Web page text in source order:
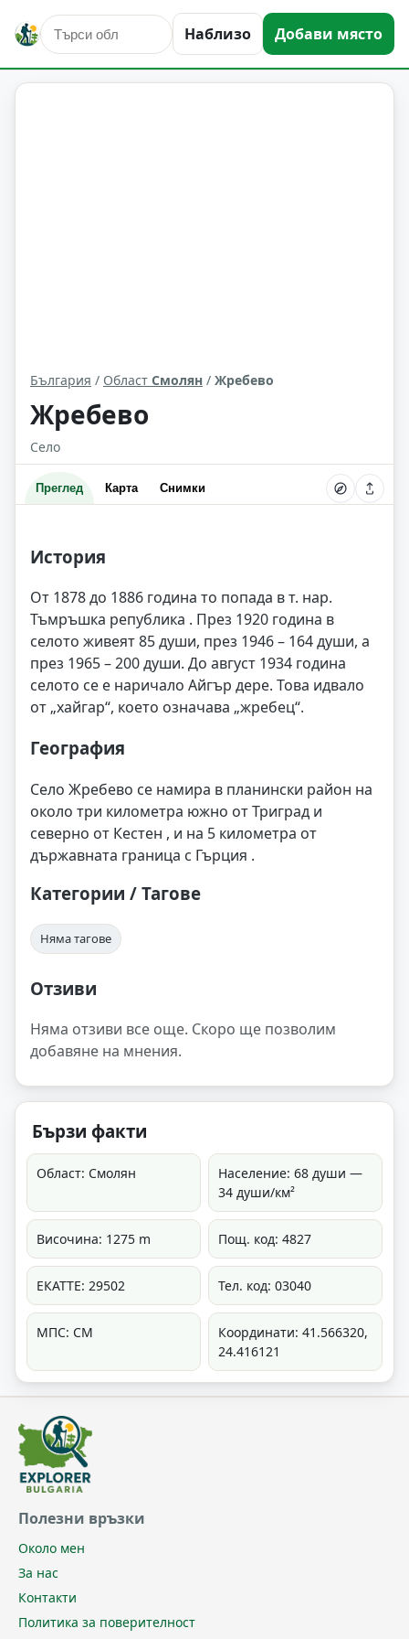
Наблизо Добави място
Жребево Област: Смолян
България / Област Смолян / Жребево
Жребево
Село
Преглед Карта Снимки
История
От 1878 до 1886 година то попада в т. нар.
Тъмръшка република . През 1920 година в
селото живеят 85 души, през 1946 – 164 души, а
през 1965 – 200 души. До август 1934 година
селото се е наричало Айгър дере. Това идвало
от „хайгар“, което означава „жребец“.
География
Село Жребево се намира в планински район на
около три километра южно от Триград и
северно от Кестен , и на 5 километра от
държавната граница с Гърция .
Категории / Тагове
Няма тагове
Отзиви
Няма отзиви все още. Скоро ще позволим
добавяне на мнения.
Бързи факти
Област: Смолян
Население: 68 души —
34 души/км²
Височина: 1275 m Пощ. код: 4827
ЕКАТТЕ: 29502 Тел. код: 03040
МПС: СМ
Координати: 41.566320,
24.416121
Полезни връзки
Около мен
За нас
Контакти
Политика за поверителност